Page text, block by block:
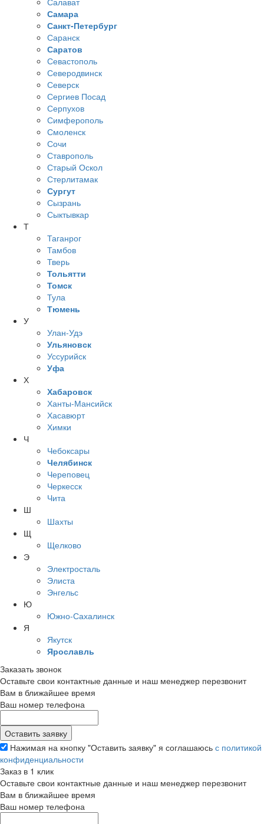
Самара
Санкт-Петербург
Саранск
Саратов
Севастополь
Северодвинск
Северск
Сергиев Посад
Серпухов
Симферополь
Смоленск
Сочи
Ставрополь
Старый Оскол
Стерлитамак
Сургут
Сызрань
Сыктывкар
Т
Таганрог
Тамбов
Тверь
Тольятти
Томск
Тула
Тюмень
У
Улан-Удэ
Ульяновск
Уссурийск
Уфа
Х
Хабаровск
Ханты-Мансийск
Хасавюрт
Химки
Ч
Чебоксары
Челябинск
Череповец
Черкесск
Чита
Ш
Шахты
Щ
Щелково
Э
Электросталь
Элиста
Энгельс
Ю
Южно-Сахалинск
Я
Якутск
Ярославль
Заказать звонок
Оставьте свои контактные данные и наш менеджер перезвонит
Вам в ближайшее время
Ваш номер телефона
Нажимая на кнопку "Оставить заявку" я соглашаюсь с политикой
конфиденциальности
Заказ в 1 клик
Оставьте свои контактные данные и наш менеджер перезвонит
Вам в ближайшее время
Ваш номер телефона